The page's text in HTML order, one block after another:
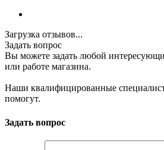
Загрузка отзывов...
Задать вопрос
Вы можете задать любой
или работе магазина.
Наши квалифицированные
помогут.
Задать вопрос